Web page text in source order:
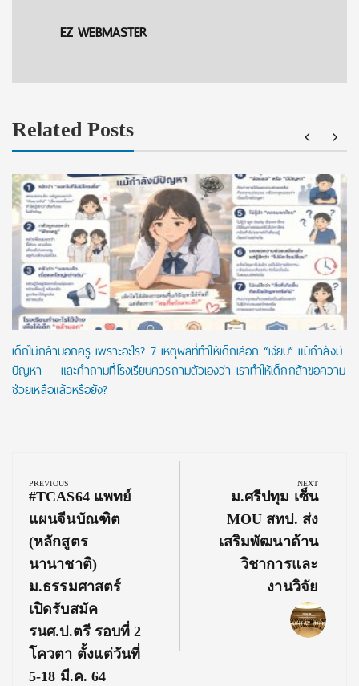
EZ WEBMASTER
Related Posts
เด็กไม่กล้าบอกครู เพราะอะไร? 7 เหตุผลที่ทำให้เด็กเลือก “เงียบ” แม้กำลังมี
ปัญหา — และคำถามที่โรงเรียนควรถามตัวเองว่า เราทำให้เด็กกล้าขอความ
ช่วยเหลือแล้วหรือยัง?
navigation
PREVIOUS
Previous
Post:
#TCAS64 แพทย์
แผนจีนบัณฑิต
(หลักสูตร
นานาชาติ)
ม.ธรรมศาสตร์
เปิดรับสมัค
รนศ.ป.ตรี รอบที่ 2
โควตา ตั้งแต่วันที่
5-18 มี.ค. 64
NEXT
Next
Post:
ม.ศรีปทุม เซ็น
MOU สทป. ส่ง
เสริมพัฒนาด้าน
วิชาการและ
งานวิจัย